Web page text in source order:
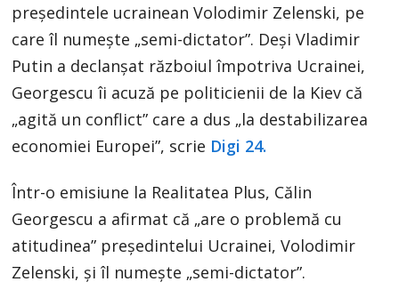
președintele ucrainean Volodimir Zelenski, pe
care îl numește „semi-dictator”. Deși Vladimir
Putin a declanșat războiul împotriva Ucrainei,
Georgescu îi acuză pe politicienii de la Kiev că
„agită un conflict” care a dus „la destabilizarea
economiei Europei”, scrie Digi 24.
Într-o emisiune la Realitatea Plus, Călin
Georgescu a afirmat că „are o problemă cu
atitudinea” președintelui Ucrainei, Volodimir
Zelenski, și îl numește „semi-dictator”.